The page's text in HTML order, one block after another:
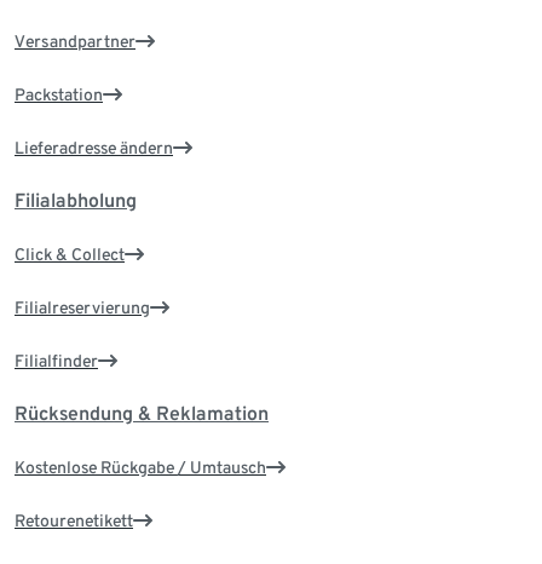
Versandpartner
Packstation
Lieferadresse ändern
Filialabholung
Click & Collect
Filialreservierung
Filialfinder
Rücksendung & Reklamation
Kostenlose Rückgabe / Umtausch
Retourenetikett